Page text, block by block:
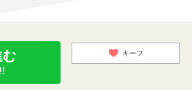
む キープ